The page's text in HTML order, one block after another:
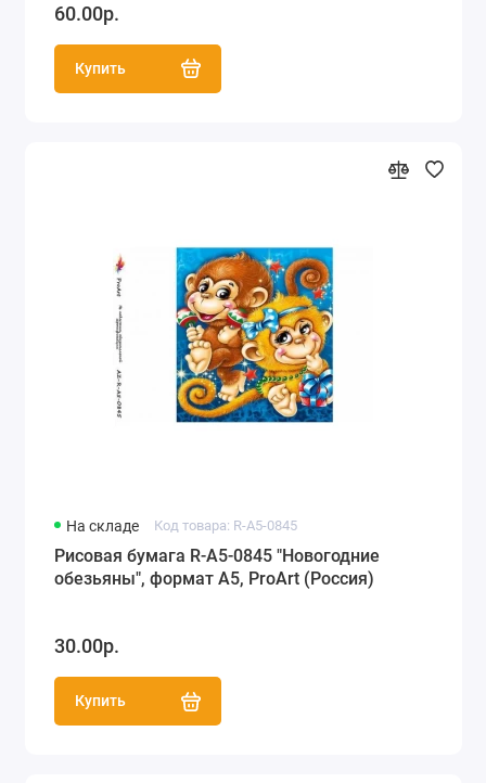
60.00р.
Купить
На складе Код товара: R-A5-0845
Рисовая бумага R-A5-0845 "Новогодние
обезьяны", формат А5, ProArt (Россия)
30.00р.
Купить